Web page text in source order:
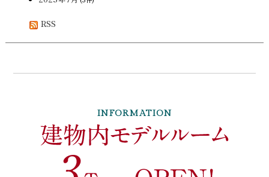
RSS
INFORMATION